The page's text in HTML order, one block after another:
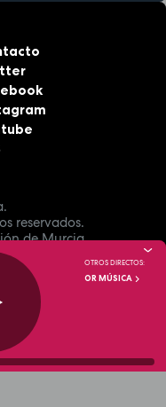
reservados.
de Murcia.
OTROS DIRECTOS:
OR MÚSICA